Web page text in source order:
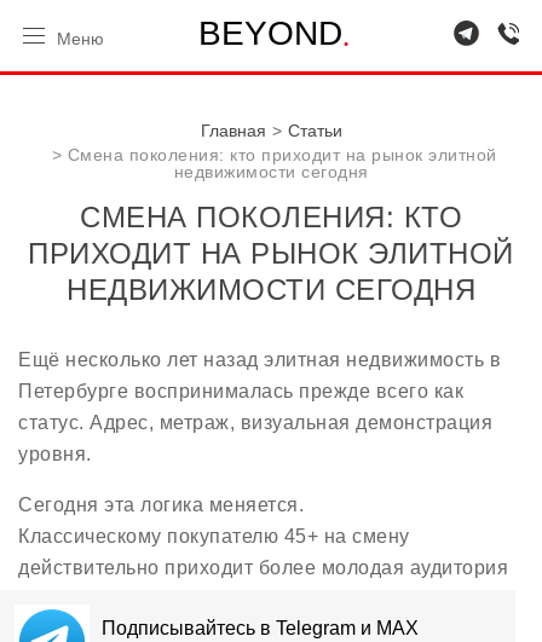
BEYOND.
Меню
Главная
Статьи
Смена поколения: кто приходит на рынок элитной
недвижимости сегодня
СМЕНА ПОКОЛЕНИЯ: КТО
ПРИХОДИТ НА РЫНОК ЭЛИТНОЙ
НЕДВИЖИМОСТИ СЕГОДНЯ
Ещё несколько лет назад элитная недвижимость в
Петербурге воспринималась прежде всего как
статус. Адрес, метраж, визуальная демонстрация
уровня.
Сегодня эта логика меняется.
Классическому покупателю 45+ на смену
действительно приходит более молодая аудитория
топ-менеджеры из IT и финансов.
Подписывайтесь в Telegram и MAX